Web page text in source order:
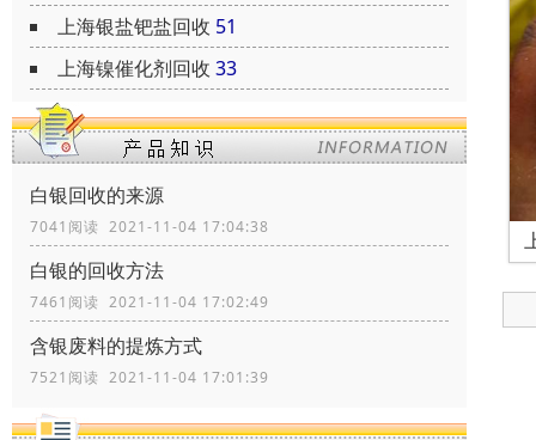
上海银盐钯盐回收 51
上海镍催化剂回收 33
白银回收的来源
7041阅读 2021-11-04 17:04:38
白银的回收方法
7461阅读 2021-11-04 17:02:49
含银废料的提炼方式
7521阅读 2021-11-04 17:01:39